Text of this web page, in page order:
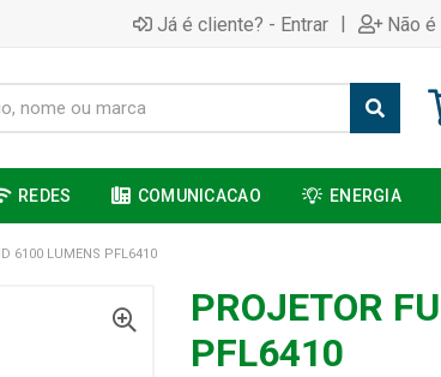
Já é cliente? - Entrar | Não
REDES COMUNICACAO ENERGIA
6100 LUMENS PFL6410
PROJETOR
PFL6410